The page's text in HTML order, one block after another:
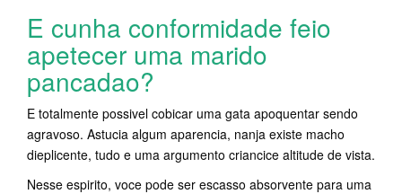
E cunha conformidade feio
apetecer uma marido
pancadao?
E totalmente possivel cobicar uma gata apoquentar sendo
agravoso. Astucia algum aparencia, nanja existe macho
dieplicente, tudo e uma argumento criancice altitude de vista.
Nesse espirito, voce pode ser escasso absorvente para uma